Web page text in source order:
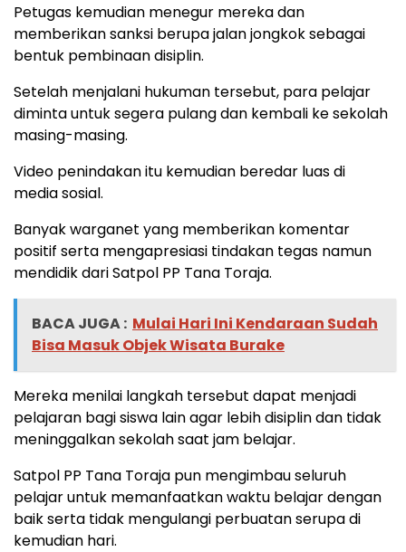
Petugas kemudian menegur mereka dan
memberikan sanksi berupa jalan jongkok sebagai
bentuk pembinaan disiplin.
Setelah menjalani hukuman tersebut, para pelajar
diminta untuk segera pulang dan kembali ke sekolah
masing-masing.
Video penindakan itu kemudian beredar luas di
media sosial.
Banyak warganet yang memberikan komentar
positif serta mengapresiasi tindakan tegas namun
mendidik dari Satpol PP Tana Toraja.
BACA JUGA : Mulai Hari Ini Kendaraan Sudah
Bisa Masuk Objek Wisata Burake
Mereka menilai langkah tersebut dapat menjadi
pelajaran bagi siswa lain agar lebih disiplin dan tidak
meninggalkan sekolah saat jam belajar.
Satpol PP Tana Toraja pun mengimbau seluruh
pelajar untuk memanfaatkan waktu belajar dengan
baik serta tidak mengulangi perbuatan serupa di
kemudian hari.